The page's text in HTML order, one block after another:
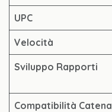
UPC
Velocità
Sviluppo Rapporti
Compatibilità Catena